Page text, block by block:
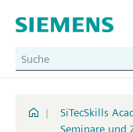
|
SiTecSkills
Seminare und